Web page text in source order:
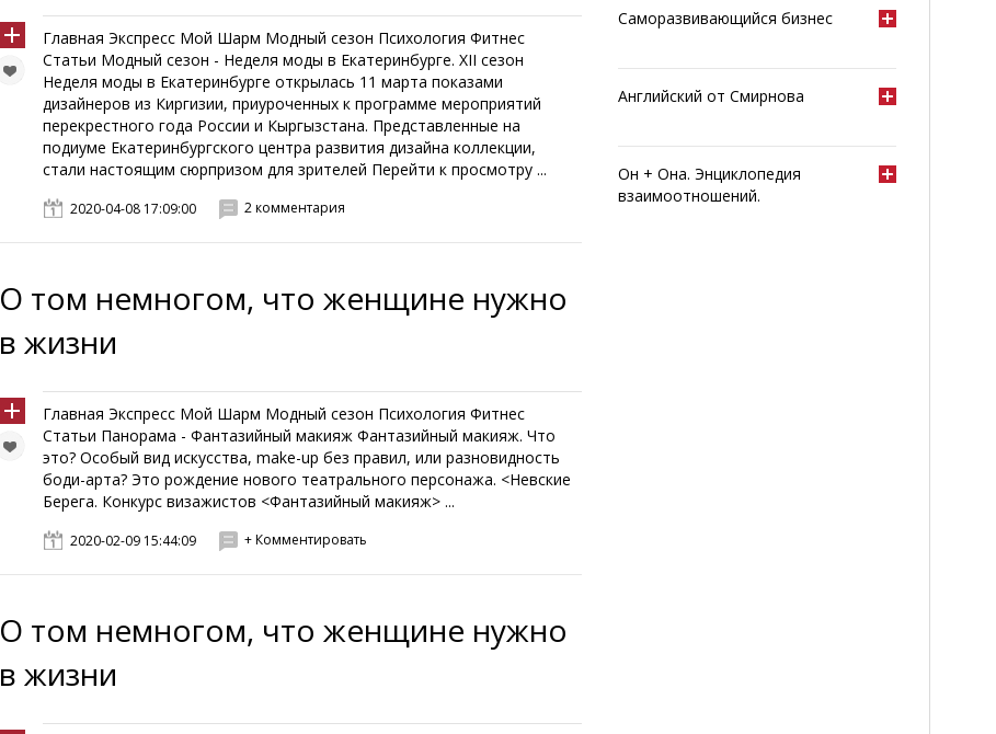
Главная Экспресс Мой Шарм Модный сезон Психология Фитнес
Статьи Модный сезон - Неделя моды в Екатеринбурге. XII сезон
Неделя моды в Екатеринбурге открылась 11 марта показами
дизайнеров из Киргизии, приуроченных к программе мероприятий
перекрестного года России и Кыргызстана. Представленные на
подиуме Екатеринбургского центра развития дизайна коллекции,
стали настоящим сюрпризом для зрителей Перейти к просмотру ...
2020-04-08 17:09:00 2 комментария
О том немногом, что женщине нужно
в жизни
Главная Экспресс Мой Шарм Модный сезон Психология Фитнес
Статьи Панорама - Фантазийный макияж Фантазийный макияж. Что
это? Особый вид искусства, make-up без правил, или разновидность
боди-арта? Это рождение нового театрального персонажа. <Невские
Берега. Конкурс визажистов <Фантазийный макияж> ...
2020-02-09 15:44:09 + Комментировать
О том немногом, что женщине нужно
в жизни
Саморазвивающийся бизнес
Английский от Смирнова
Он + Она. Энциклопедия
взаимоотношений.